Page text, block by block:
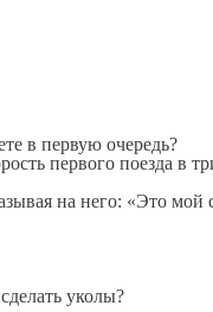
в первую очередь?
первого поезда в
на него: «Это
уколы?